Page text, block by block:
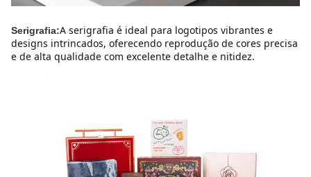
Serigrafia:A serigrafia é ideal para logotipos vibrantes e
designs intrincados, oferecendo reprodução de cores precisa
e de alta qualidade com excelente detalhe e nitidez.